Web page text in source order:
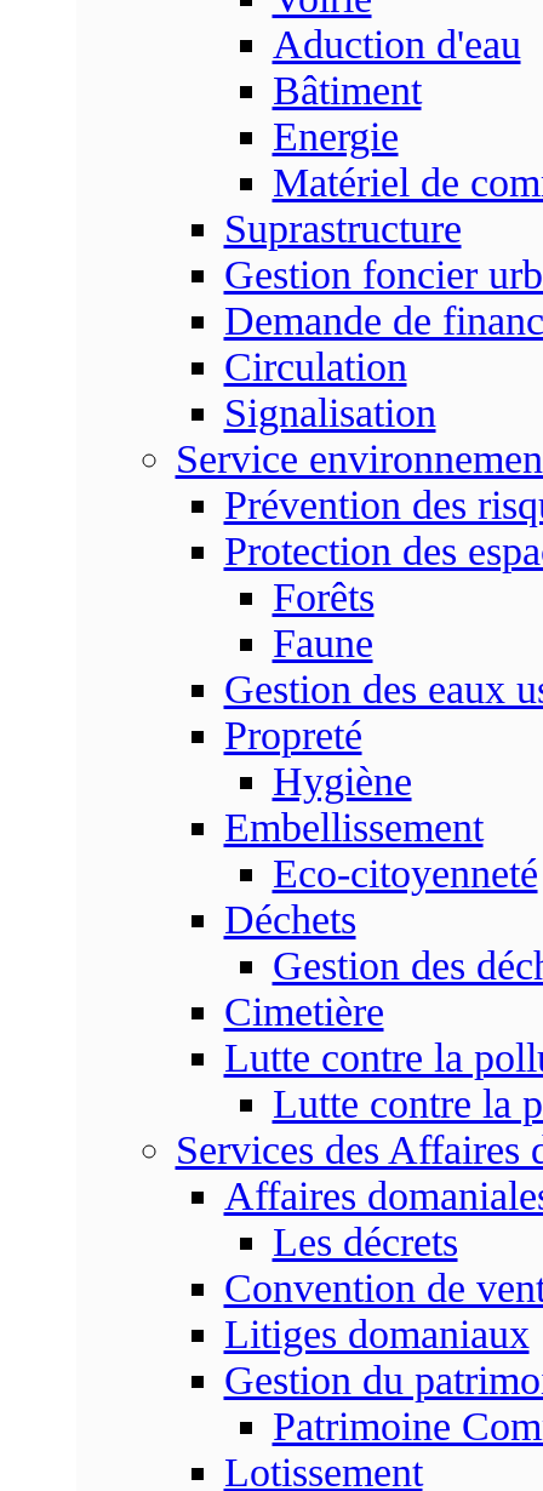
Aduction d'eau
Bâtiment
Energie
Matériel de
Suprastructure
Gestion foncier
Demande de
Circulation
Signalisation
Service
Prévention des
Protection des
Forêts
Faune
Gestion des eaux
Propreté
Hygiène
Embellissement
Eco-citoyenneté
Déchets
Gestion des
Cimetière
Lutte contre la
Lutte contre la
Services des Affaires
Affaires
Les décrets
Convention de
Litiges domaniaux
Gestion du
Patrimoine
Lotissement